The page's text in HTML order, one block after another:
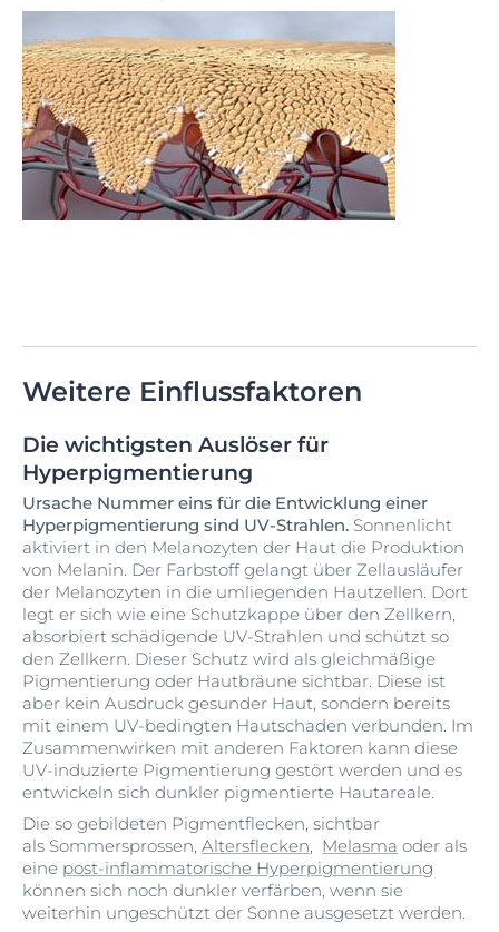
Weitere Einflussfaktoren
Die wichtigsten Auslöser für
Hyperpigmentierung
Ursache Nummer eins für die Entwicklung einer
Hyperpigmentierung sind UV-Strahlen. Sonnenlicht
aktiviert in den Melanozyten der Haut die Produktion
von Melanin. Der Farbstoff gelangt über Zellausläufer
der Melanozyten in die umliegenden Hautzellen. Dort
legt er sich wie eine Schutzkappe über den Zellkern,
absorbiert schädigende UV-Strahlen und schützt so
den Zellkern. Dieser Schutz wird als gleichmäßige
Pigmentierung oder Hautbräune sichtbar. Diese ist
aber kein Ausdruck gesunder Haut, sondern bereits
mit einem UV-bedingten Hautschaden verbunden. Im
Zusammenwirken mit anderen Faktoren kann diese
UV-induzierte Pigmentierung gestört werden und es
entwickeln sich dunkler pigmentierte Hautareale.
Die so gebildeten Pigmentflecken, sichtbar
als Sommersprossen, Altersflecken, Melasma oder als
eine post-inflammatorische Hyperpigmentierung
können sich noch dunkler verfärben, wenn sie
weiterhin ungeschützt der Sonne ausgesetzt werden.